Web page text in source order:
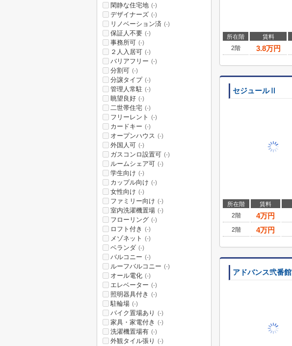
所在階 賃料
2階
3.8万円
セジュールⅡ
所在階 賃料
2階
4万円
2階
4万円
アドバンス弐番館
閑静な住宅地 (-)
デザイナーズ (-)
リノベーション済 (-)
保証人不要 (-)
事務所可 (-)
２人入居可 (-)
バリアフリー (-)
分割可 (-)
分譲タイプ (-)
管理人常駐 (-)
眺望良好 (-)
二世帯住宅 (-)
フリーレント (-)
カードキー (-)
オープンハウス (-)
外国人可 (-)
ガスコンロ設置可 (-)
ルームシェア可 (-)
学生向け (-)
カップル向け (-)
女性向け (-)
ファミリー向け (-)
室内洗濯機置場 (-)
フローリング (-)
ロフト付き (-)
メゾネット (-)
ベランダ (-)
バルコニー (-)
ルーフバルコニー (-)
オール電化 (-)
エレベーター (-)
照明器具付き (-)
駐輪場 (-)
バイク置場あり (-)
家具・家電付き (-)
洗濯機置場有 (-)
外観タイル張り (-)